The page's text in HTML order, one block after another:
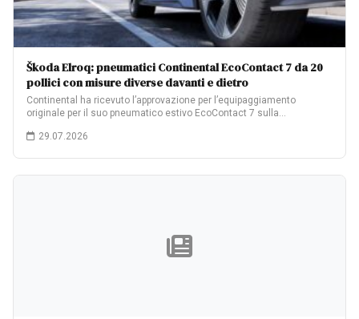
Škoda Elroq: pneumatici Continental EcoContact 7 da 20
pollici con misure diverse davanti e dietro
Continental ha ricevuto l’approvazione per l’equipaggiamento
originale per il suo pneumatico estivo EcoContact 7 sulla…
29.07.2026